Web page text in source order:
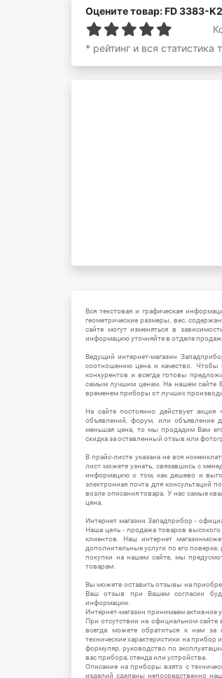
Оцените товар: FD 3383-
* рейтинг и вся
Вся текстовая и графическая
геометрические размеры, вес,
сайте могут изменяться в
информацию уточняйте в отделе продаж.
Ведущий интернет-магазин
соотношению цена и качество.
конкурентов и всегда готовы
самым лучшим ценам. На нашем сайте
временем приборы от лучших
На сайте постоянно действует
объявлений, форум, или объявление
меньшая цена, то мы продадим Вам
скидка за оставленный отзыв или
В прайс-листе указана не вся
лист можете узнать, связавшись с
информацию о том, как дешево и
электронная почта для консультаций
возле описания товара. У нас самые
цена.
Интернет магазин Западприбор -
Наша цель - продажа товаров
клиентов. Наш интернет
дополнительные услуги по его
покупки на нашем сайте, мы
товарам.
Вы можете оставить отзывы на
Ваш отзыв при Вашем согласии
информации.
Интернет-магазин принимаем активное
При отсутствии на официальном
всегда можете обратиться к нам
технические характеристики на прибор
формуляр, руководство по
вас прибора, стенда или устройства.
Описание на приборы взято с
изделий сделаны непосредственно